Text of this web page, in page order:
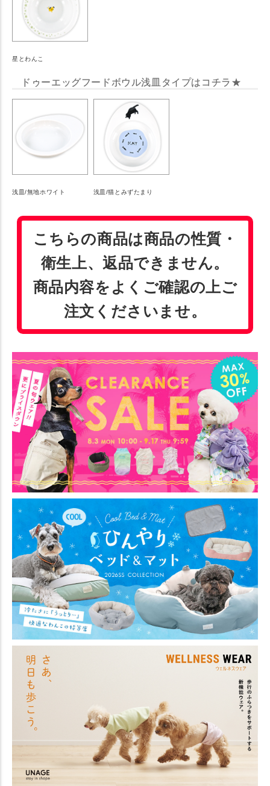
星とわんこ
ドゥーエッグフードボウル浅皿タイプはコチラ★
浅皿/無地ホワイト 浅皿/猫とみずたまり
こちらの商品は商品の性質・
衛生上、返品できません。
商品内容をよくご確認の上ご
注文くださいませ。